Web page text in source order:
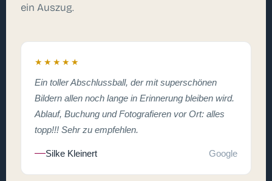
ein Auszug.
★★★★★
Ein toller Abschlussball, der mit superschönen
Bildern allen noch lange in Erinnerung bleiben wird.
Ablauf, Buchung und Fotografieren vor Ort: alles
topp!!! Sehr zu empfehlen.
Silke Kleinert Google